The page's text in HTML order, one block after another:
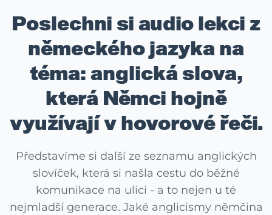
Poslechni si audio lekci z
německého jazyka na
téma: anglická slova,
která Němci hojně
využívají v hovorové řeči.
Představíme si další ze seznamu anglických
slovíček, která si našla cestu do běžné
komunikace na ulici - a to nejen u té
nejmladší generace. Jaké anglicismy němčina